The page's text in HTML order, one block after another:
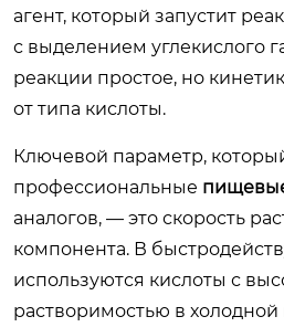
агент, который запустит
с выделением углекислого
реакции простое, но
от типа кислоты.
Ключевой параметр,
профессиональные
аналогов, — это скорость
компонента. В
используются кислоты с
растворимостью в холодной